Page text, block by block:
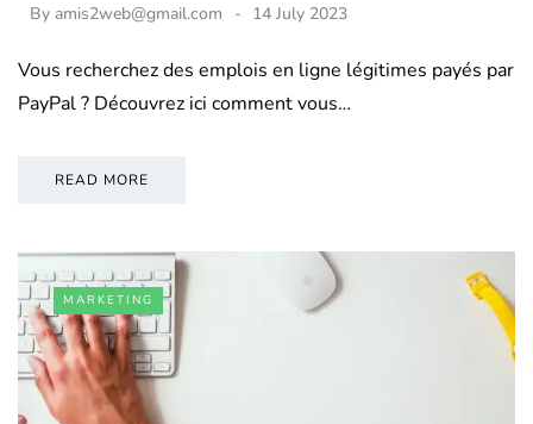
By amis2web@gmail.com 14 July 2023
Vous recherchez des emplois en ligne légitimes payés par
PayPal ? Découvrez ici comment vous…
READ MORE
MARKETING